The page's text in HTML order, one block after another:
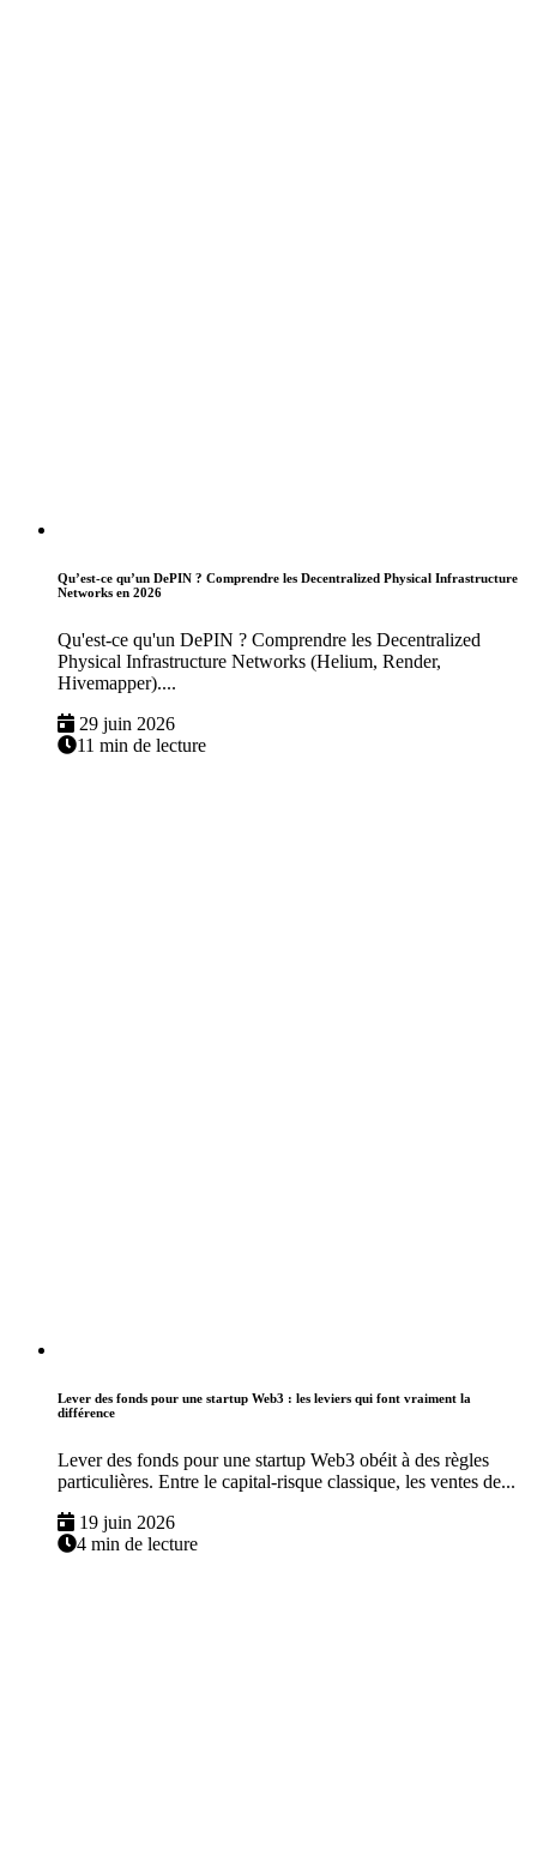
Qu’est-ce qu’un DePIN ? Comprendre les Decentralized Physical Infrastructure
Networks en 2026
Qu'est-ce qu'un DePIN ? Comprendre les Decentralized
Physical Infrastructure Networks (Helium, Render,
Hivemapper)....
29 juin 2026
11 min de lecture
Lever des fonds pour une startup Web3 : les leviers qui font vraiment la
différence
Lever des fonds pour une startup Web3 obéit à des règles
particulières. Entre le capital-risque classique, les ventes de...
19 juin 2026
4 min de lecture